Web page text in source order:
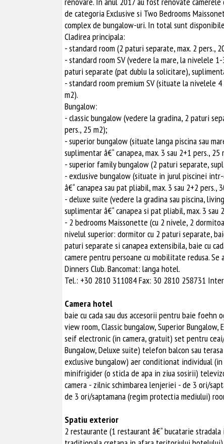
de categoria Exclusive si Two Bedrooms
complex de bungalow-uri. In total sunt
Cladirea principala:
- standard room (2 paturi separate, max. 2 pers.,
- standard room SV (vedere la mare, la nivelele
paturi separate (pat dublu la solicitare),
- standard room premium SV (situate la nivelele
m2).
Bungalow:
- classic bungalow (vedere la gradina, 2 paturi
pers., 25 m2);
- superior bungalow (situate langa piscina sau
suplimentar â€“ canapea, max. 3 sau 2+1 pers., 25
- superior family bungalow (2 paturi separate,
- exclusive bungalow (situate in jurul piscinei
â€“ canapea sau pat pliabil, max. 3 sau 2+2 pers.,
- deluxe suite (vedere la gradina sau piscina,
suplimentar â€“ canapea si pat pliabil, max. 3 sau
- 2 bedrooms Maissonette (cu 2 nivele, 2
nivelul superior: dormitor cu 2 paturi separate,
paturi separate si canapea extensibila, baie cu
camere pentru persoane cu mobilitate redusa. Se
Dinners Club. Bancomat: langa hotel.
Tel.: +30 2810 311084 Fax: 30 2810 258731
Camera hotel
baie cu cada sau dus accesorii pentru baie foehn
view room, Classic bungalow, Superior
seif electronic (in camera, gratuit) set pentru
Bungalow, Deluxe suite) telefon balcon sau
exclusive bungalow) aer conditionat individual
minifrigider (o sticla de apa in ziua sosirii)
camera - zilnic schimbarea lenjeriei - de 3 ori/
de 3 ori/saptamana (regim protectia mediului)
Spatiu exterior
2 restaurante (1 restaurant â€“ bucatarie